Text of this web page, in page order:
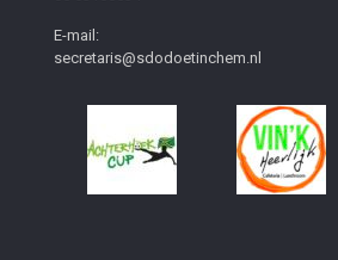
E-mail:
secretaris@sdodoetinchem.nl